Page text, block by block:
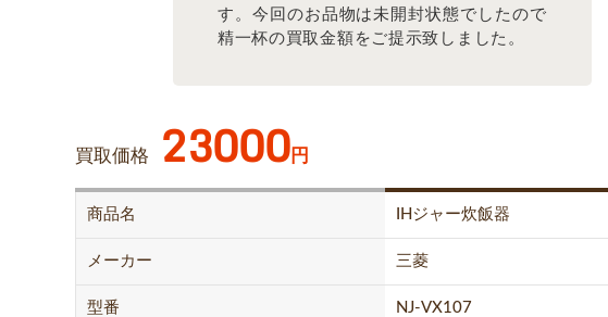
す。今回のお品物は未開封状態でしたので
精一杯の買取金額をご提示致しました。
買取価格 23000円
商品名 IHジャー炊飯器
メーカー 三菱
型番 NJ-VX107